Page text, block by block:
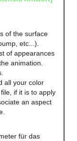
of the surface
etc...).
of appearances
animation.
all your color
if it is to apply
an aspect
für das